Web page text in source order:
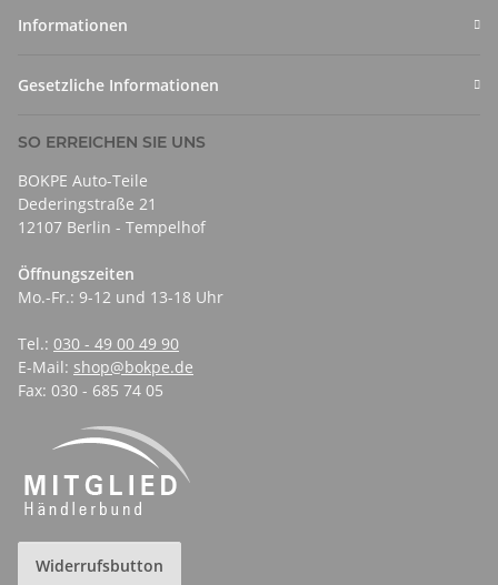
Informationen
Gesetzliche Informationen
SO ERREICHEN SIE UNS
BOKPE Auto-Teile
Dederingstraße 21
12107 Berlin - Tempelhof
Öffnungszeiten
Mo.-Fr.: 9-12 und 13-18 Uhr
Tel.: 030 - 49 00 49 90
E-Mail: shop@bokpe.de
Fax: 030 - 685 74 05
Widerrufsbutton